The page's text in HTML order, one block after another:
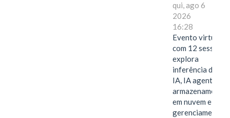
qui, ago 6
2026
16:28
Evento virtual
com 12 sessões
explora
inferência de
IA, IA agentiva,
armazenamento
em nuvem e
gerenciamento